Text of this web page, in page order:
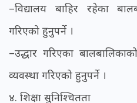
–विद्यालय बाहिर रहेका
गरिएको हुनुपर्ने ।
–उद्धार गरिएका
व्यवस्था गरिएको हुनुपर्ने ।
४. शिक्षा सुनिश्चितता